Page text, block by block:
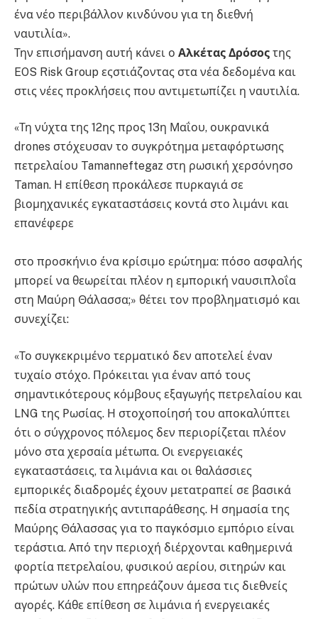
ένα νέο περιβάλλον κινδύνου για τη διεθνή
ναυτιλία».
Την επισήμανση αυτή κάνει ο Αλκέτας Δρόσος της
EOS Risk Group εςστιάζοντας στα νέα δεδομένα και
στις νέες προκλήσεις που αντιμετωπίζει η ναυτιλία.
«Τη νύχτα της 12ης προς 13η Μαΐου, ουκρανικά
drones στόχευσαν το συγκρότημα μεταφόρτωσης
πετρελαίου Tamanneftegaz στη ρωσική χερσόνησο
Taman. Η επίθεση προκάλεσε πυρκαγιά σε
βιομηχανικές εγκαταστάσεις κοντά στο λιμάνι και
επανέφερε
στο προσκήνιο ένα κρίσιμο ερώτημα: πόσο ασφαλής
μπορεί να θεωρείται πλέον η εμπορική ναυσιπλοΐα
στη Μαύρη Θάλασσα;» θέτει τον προβληματισμό και
συνεχίζει:
«Το συγκεκριμένο τερματικό δεν αποτελεί έναν
τυχαίο στόχο. Πρόκειται για έναν από τους
σημαντικότερους κόμβους εξαγωγής πετρελαίου και
LNG της Ρωσίας. Η στοχοποίησή του αποκαλύπτει
ότι ο σύγχρονος πόλεμος δεν περιορίζεται πλέον
μόνο στα χερσαία μέτωπα. Οι ενεργειακές
εγκαταστάσεις, τα λιμάνια και οι θαλάσσιες
εμπορικές διαδρομές έχουν μετατραπεί σε βασικά
πεδία στρατηγικής αντιπαράθεσης. Η σημασία της
Μαύρης Θάλασσας για το παγκόσμιο εμπόριο είναι
τεράστια. Από την περιοχή διέρχονται καθημερινά
φορτία πετρελαίου, φυσικού αερίου, σιτηρών και
πρώτων υλών που επηρεάζουν άμεσα τις διεθνείς
αγορές. Κάθε επίθεση σε λιμάνια ή ενεργειακές